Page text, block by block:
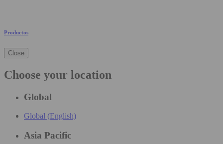
Productos
Close
Choose your location
Global
Global (English)
Asia Pacific